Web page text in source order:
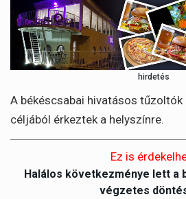
hirdetés
A békéscsabai hivatásos
céljából érkeztek a helyszínre.
Ez is
Halálos következménye lett a
végzetes